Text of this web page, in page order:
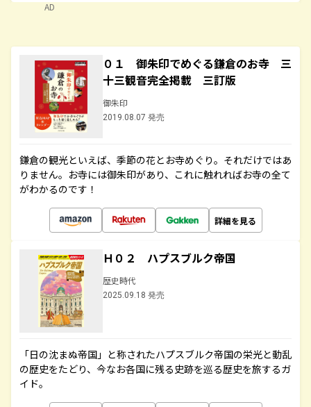
AD
０１ 御朱印でめぐる鎌倉のお寺 三
十三観音完全掲載 三訂版
御朱印
2019.08.07 発売
鎌倉の観光といえば、季節の花とお寺めぐり。それだけではあ
りません。お寺には御朱印があり、これに触れればお寺の全て
がわかるのです！
詳細を見る
Ｈ０２ ハプスブルク帝国
歴史時代
2025.09.18 発売
「日の沈まぬ帝国」と称されたハプスブルク帝国の栄光と動乱
の歴史をたどり、今なお各国に残る史跡を巡る歴史を旅するガ
イド。